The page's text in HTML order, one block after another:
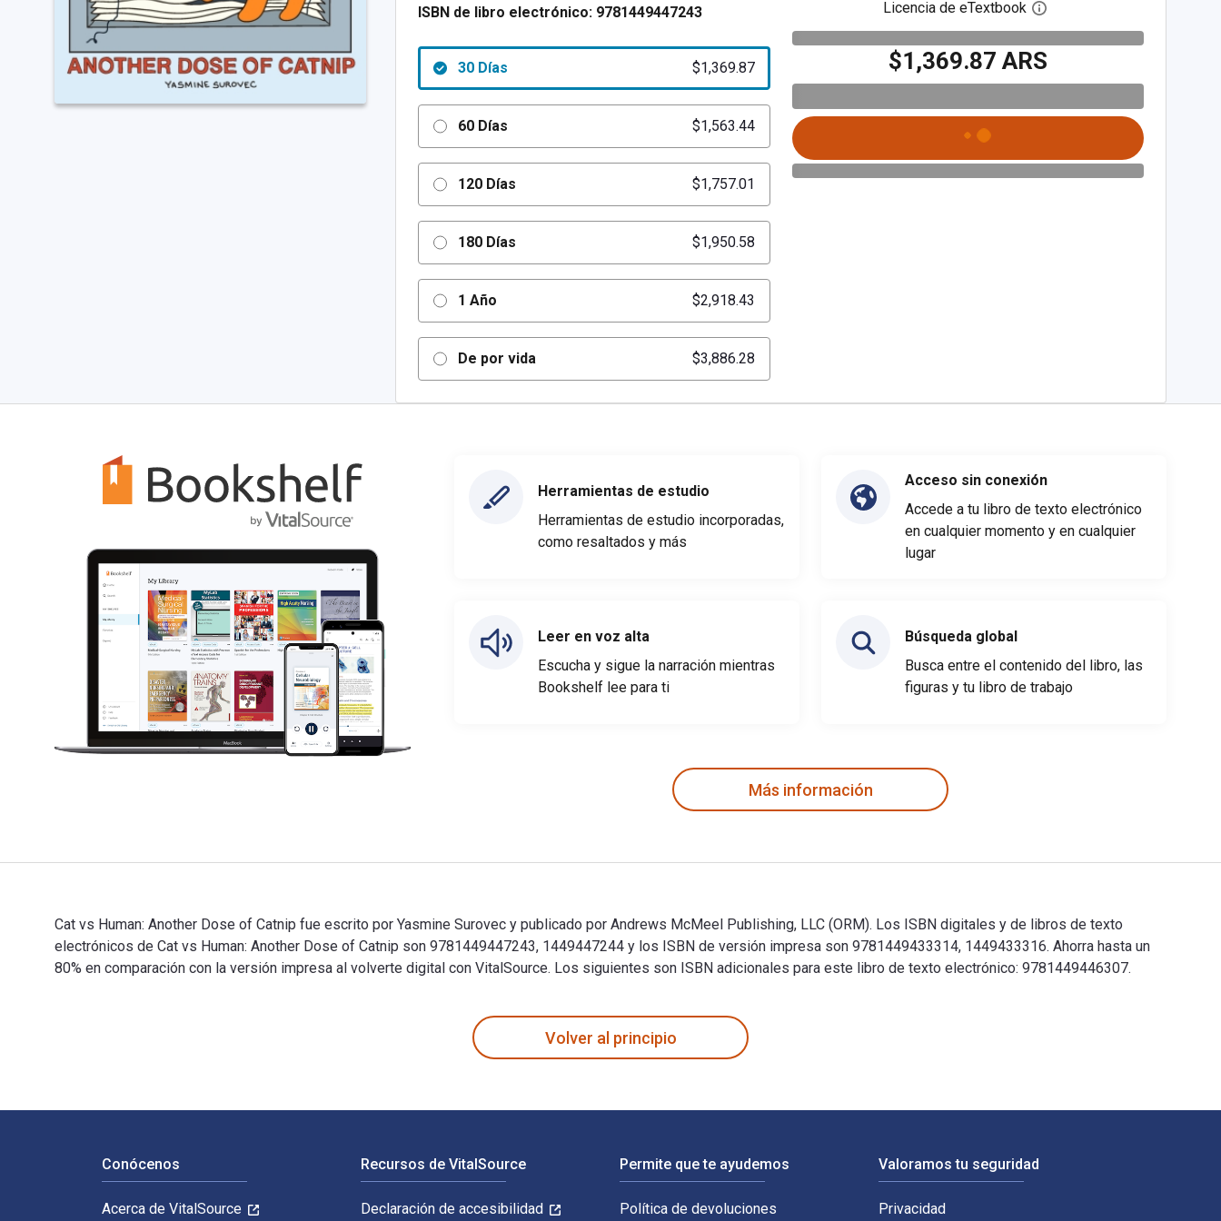
ISBN de libro electrónico: 9781449447243
30 Días $1,369.87
60 Días $1,563.44
120 Días $1,757.01
180 Días $1,950.58
1 Año $2,918.43
De por vida $3,886.28
Licencia de eTextbook Abre el cuadro de diálogo
$1,369.87 ARS
Herramientas de estudio
Herramientas de estudio incorporadas,
como resaltados y más
Leer en voz alta
Escucha y sigue la narración mientras
Bookshelf lee para ti
Acceso sin conexión
Accede a tu libro de texto electrónico
en cualquier momento y en cualquier
lugar
Búsqueda global
Busca entre el contenido del libro, las
figuras y tu libro de trabajo
Más información
Cat vs Human: Another Dose of Catnip fue escrito por Yasmine Surovec y publicado por Andrews McMeel Publishing, LLC (ORM). Los ISBN digitales y de libros de texto
electrónicos de Cat vs Human: Another Dose of Catnip son 9781449447243, 1449447244 y los ISBN de versión impresa son 9781449433314, 1449433316. Ahorra hasta un
80% en comparación con la versión impresa al volverte digital con VitalSource. Los siguientes son ISBN adicionales para este libro de texto electrónico: 9781449446307.
Volver al principio
Conócenos
Acerca de VitalSource
Recursos de VitalSource
Declaración de accesibilidad
Permite que te ayudemos
Política de devoluciones
Valoramos tu seguridad
Privacidad